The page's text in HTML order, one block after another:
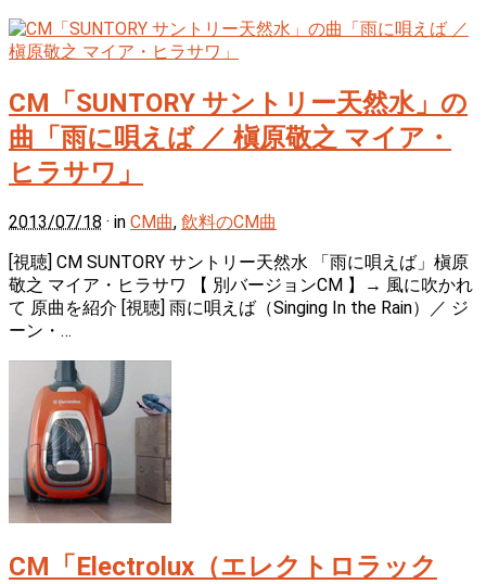
CM「SUNTORY サントリー天然水」の
曲「雨に唄えば ／ 槇原敬之 マイア・
ヒラサワ」
2013/07/18 · in CM曲, 飲料のCM曲
[視聴] CM SUNTORY サントリー天然水 「雨に唄えば」槇原
敬之 マイア・ヒラサワ 【 別バージョンCM 】→ 風に吹かれ
て 原曲を紹介 [視聴] 雨に唄えば（Singing In the Rain）／ ジ
ーン・…
CM「Electrolux（エレクトロラック